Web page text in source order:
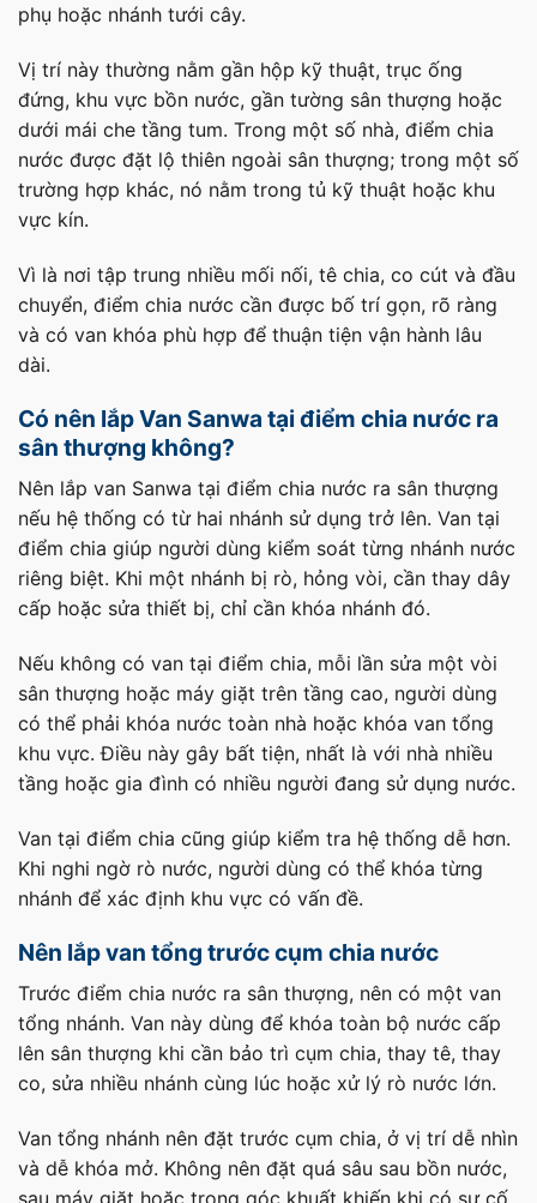
phụ hoặc nhánh tưới cây.
Vị trí này thường nằm gần hộp kỹ thuật, trục ống
đứng, khu vực bồn nước, gần tường sân thượng hoặc
dưới mái che tầng tum. Trong một số nhà, điểm chia
nước được đặt lộ thiên ngoài sân thượng; trong một số
trường hợp khác, nó nằm trong tủ kỹ thuật hoặc khu
vực kín.
Vì là nơi tập trung nhiều mối nối, tê chia, co cút và đầu
chuyển, điểm chia nước cần được bố trí gọn, rõ ràng
và có van khóa phù hợp để thuận tiện vận hành lâu
dài.
Có nên lắp Van Sanwa tại điểm chia nước ra
sân thượng không?
Nên lắp van Sanwa tại điểm chia nước ra sân thượng
nếu hệ thống có từ hai nhánh sử dụng trở lên. Van tại
điểm chia giúp người dùng kiểm soát từng nhánh nước
riêng biệt. Khi một nhánh bị rò, hỏng vòi, cần thay dây
cấp hoặc sửa thiết bị, chỉ cần khóa nhánh đó.
Nếu không có van tại điểm chia, mỗi lần sửa một vòi
sân thượng hoặc máy giặt trên tầng cao, người dùng
có thể phải khóa nước toàn nhà hoặc khóa van tổng
khu vực. Điều này gây bất tiện, nhất là với nhà nhiều
tầng hoặc gia đình có nhiều người đang sử dụng nước.
Van tại điểm chia cũng giúp kiểm tra hệ thống dễ hơn.
Khi nghi ngờ rò nước, người dùng có thể khóa từng
nhánh để xác định khu vực có vấn đề.
Nên lắp van tổng trước cụm chia nước
Trước điểm chia nước ra sân thượng, nên có một van
tổng nhánh. Van này dùng để khóa toàn bộ nước cấp
lên sân thượng khi cần bảo trì cụm chia, thay tê, thay
co, sửa nhiều nhánh cùng lúc hoặc xử lý rò nước lớn.
Van tổng nhánh nên đặt trước cụm chia, ở vị trí dễ nhìn
và dễ khóa mở. Không nên đặt quá sâu sau bồn nước,
sau máy giặt hoặc trong góc khuất khiến khi có sự cố